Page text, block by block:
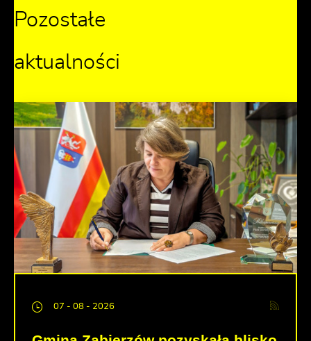
Pozostałe
aktualności
07 - 08 - 2026